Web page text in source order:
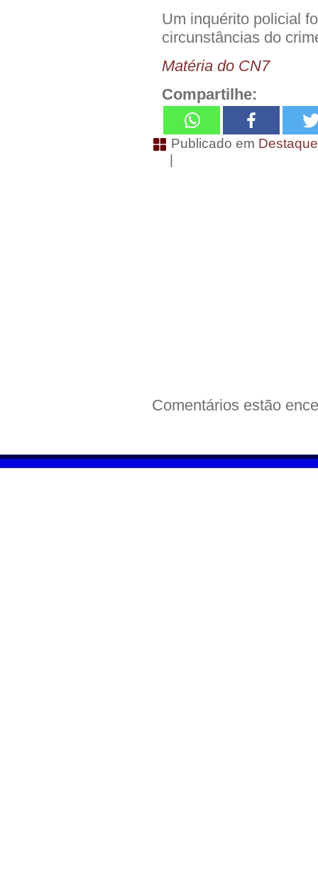
Um inquérito policial
circunstâncias do
Matéria do CN7
Compartilhe:
Publicado em
|
Comentários estão